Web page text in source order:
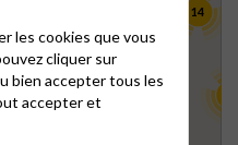
14
les cookies que vous
cliquer sur
bien accepter tous les
accepter et